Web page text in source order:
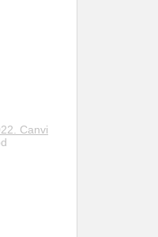
Canvi